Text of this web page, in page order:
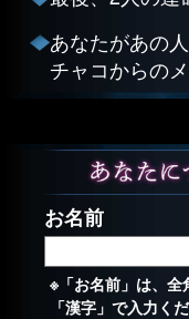
あなたがあの
チャコからの
お名前
※「お名前」は、全
「漢字」で入力くだ